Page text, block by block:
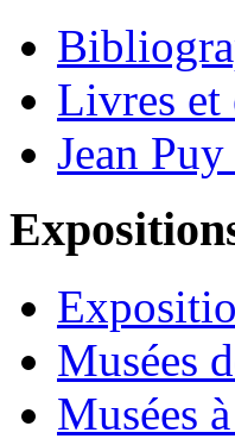
Livres et
Jean
Musées
Musées